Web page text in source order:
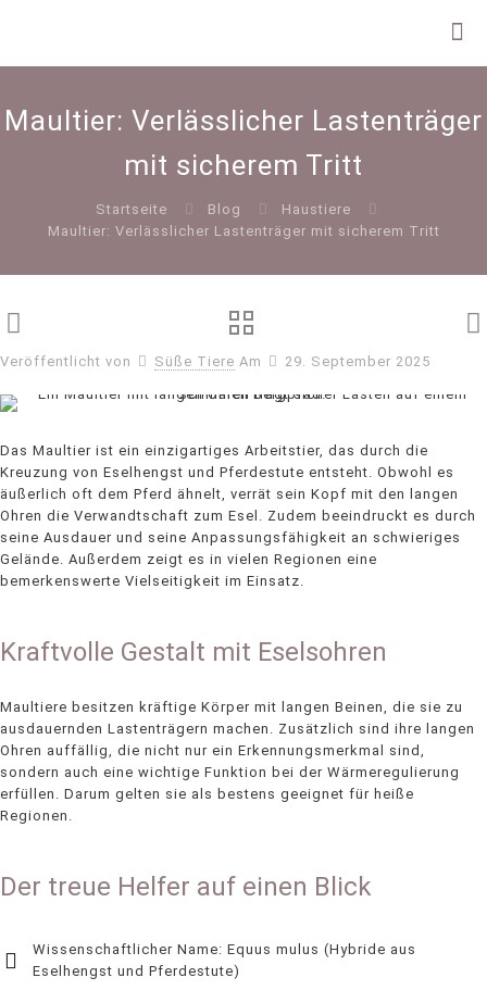
Maultier: Verlässlicher Lastenträger
mit sicherem Tritt
Startseite Blog
Haustiere
Maultier: Verlässlicher Lastenträger mit sicherem Tritt
Veröffentlicht von Süße Tiere Am 29. September 2025
Das Maultier ist ein einzigartiges Arbeitstier, das durch die
Kreuzung von Eselhengst und Pferdestute entsteht. Obwohl es
äußerlich oft dem Pferd ähnelt, verrät sein Kopf mit den langen
Ohren die Verwandtschaft zum Esel. Zudem beeindruckt es durch
seine Ausdauer und seine Anpassungsfähigkeit an schwieriges
Gelände. Außerdem zeigt es in vielen Regionen eine
bemerkenswerte Vielseitigkeit im Einsatz.
Kraftvolle Gestalt mit Eselsohren
Maultiere besitzen kräftige Körper mit langen Beinen, die sie zu
ausdauernden Lastenträgern machen. Zusätzlich sind ihre langen
Ohren auffällig, die nicht nur ein Erkennungsmerkmal sind,
sondern auch eine wichtige Funktion bei der Wärmeregulierung
erfüllen. Darum gelten sie als bestens geeignet für heiße
Regionen.
Der treue Helfer auf einen Blick
Wissenschaftlicher Name: Equus mulus (Hybride aus
Eselhengst und Pferdestute)